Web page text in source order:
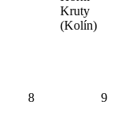
Kruty
(Kolín)
8 9